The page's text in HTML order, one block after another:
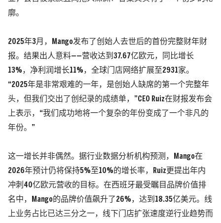
廓。
2025年3月，Mango发布了创始人去世后的首份完整财年财
报。结果出人意料——营收达到37.67亿欧元，同比增长
13%，净利润增长11%，全球门店网络扩展至2931家。
“2025年是非常艰难的一年，是创始人缺席的第一个完整年
头，但我们交出了创纪录的成绩单，”CEO Ruiz在财报发布会
上表示，“我们成功地将一个复杂的年份变成了一个非凡的
年份。”
这一增长并非偶然。据行业数据分析机构预测，Mango在
2026年预计仍将保持5%至10%的增长率，Ruiz更提出年内
冲刺40亿欧元营收的目标。在西班牙最受瞩目品牌价值排
名中，Mango的品牌价值飙升了26%，达到18.35亿美元。线
上业务占比已达三分之一，线下门店扩张速度逆行业趋势而